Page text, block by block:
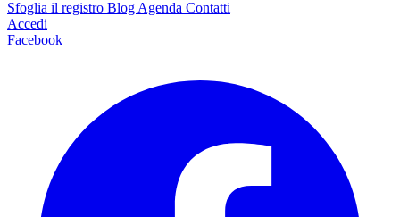
Sfoglia il registro Blog Agenda Contatti
Accedi
Facebook